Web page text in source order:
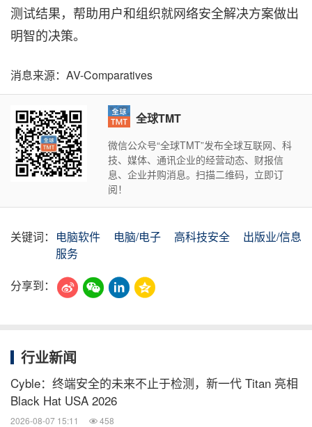
测试结果，帮助用户和组织就网络安全解决方案做出
明智的决策。
消息来源：AV-Comparatives
全球TMT
微信公众号“全球TMT”发布全球互联网、科
技、媒体、通讯企业的经营动态、财报信
息、企业并购消息。扫描二维码，立即订
阅！
关键词： 电脑软件 电脑/电子 高科技安全
出版业/信息
服务
分享到：
行业新闻
Cyble：终端安全的未来不止于检测，新一代 Titan 亮相
Black Hat USA 2026
2026-08-07 15:11 458